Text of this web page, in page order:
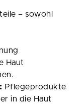
– sowohl
Haut
Pflegeprodukte
in die Haut